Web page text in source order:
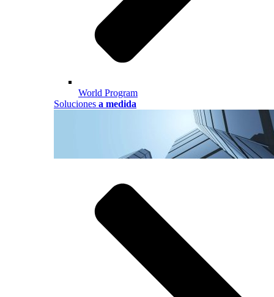
World Program
Soluciones a medida